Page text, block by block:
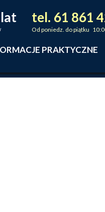
tel. 61 861
Od poniedz. do piątku
PRAKTYCZNE